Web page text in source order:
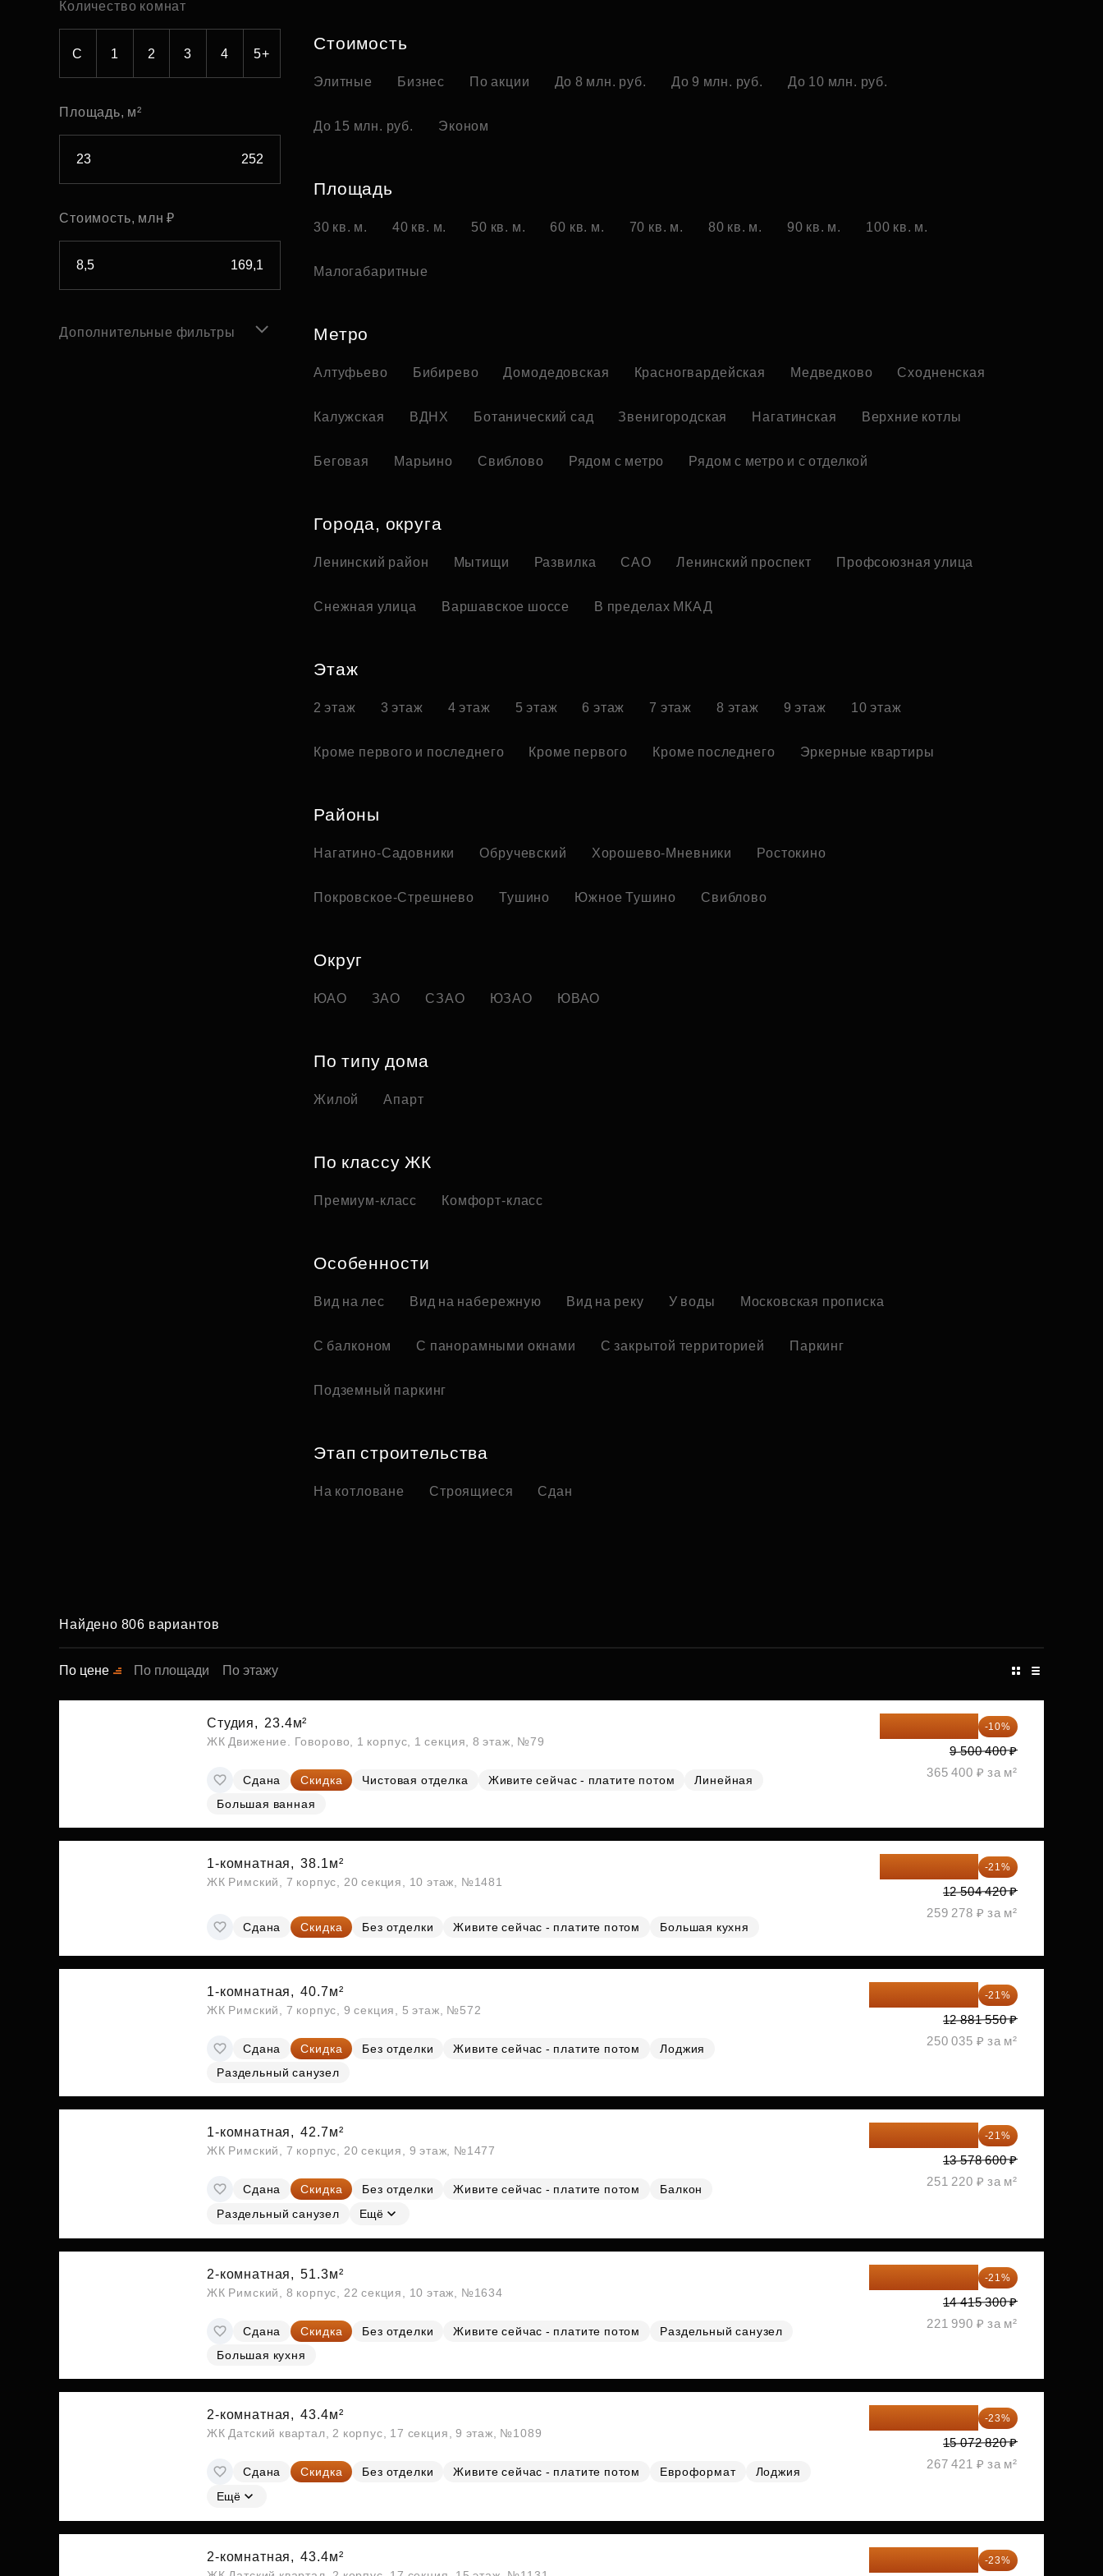
Количество комнат
С 1 2 3 4 5+
Площадь, м²
Стоимость, млн ₽
Дополнительные фильтры
Стоимость
Элитные Бизнес По акции До 8 млн. руб. До 9 млн. руб. До 10 млн. руб.
До 15 млн. руб. Эконом
Площадь
30 кв. м. 40 кв. м. 50 кв. м. 60 кв. м. 70 кв. м. 80 кв. м. 90 кв. м. 100 кв. м.
Малогабаритные
Метро
Алтуфьево Бибирево Домодедовская Красногвардейская Медведково Сходненская
Калужская ВДНХ Ботанический сад Звенигородская Нагатинская Верхние котлы
Беговая Марьино Свиблово Рядом с метро Рядом с метро и с отделкой
Города, округа
Ленинский район Мытищи Развилка САО Ленинский проспект Профсоюзная улица
Снежная улица Варшавское шоссе В пределах МКАД
Этаж
2 этаж 3 этаж 4 этаж 5 этаж 6 этаж 7 этаж 8 этаж 9 этаж 10 этаж
Кроме первого и последнего Кроме первого Кроме последнего Эркерные квартиры
Районы
Нагатино-Садовники Обручевский Хорошево-Мневники Ростокино
Покровское-Стрешнево Тушино Южное Тушино Свиблово
Округ
ЮАО ЗАО СЗАО ЮЗАО ЮВАО
По типу дома
Жилой Апарт
По классу ЖК
Премиум-класс Комфорт-класс
Особенности
Вид на лес Вид на набережную Вид на реку У воды Московская прописка
С балконом С панорамными окнами С закрытой территорией Паркинг
Подземный паркинг
Этап строительства
На котловане Строящиеся Сдан
Найдено 806 вариантов
По цене По площади По этажу
Студия, 23.4м²
ЖК Движение. Говорово, 1 корпус, 1 секция, 8 этаж, №79
Сдана Скидка Чистовая отделка Живите сейчас - платите потом
Линейная
Большая ванная
-10%
9 500 400 ₽
365 400 ₽ за м²
1-комнатная, 38.1м²
ЖК Римский, 7 корпус, 20 секция, 10 этаж, №1481
Сдана Скидка Без отделки Живите сейчас - платите потом Большая кухня
-21%
12 504 420 ₽
259 278 ₽ за м²
1-комнатная, 40.7м²
ЖК Римский, 7 корпус, 9 секция, 5 этаж, №572
Сдана Скидка Без отделки Живите сейчас - платите потом
Лоджия
Раздельный санузел
-21%
12 881 550 ₽
250 035 ₽ за м²
1-комнатная, 42.7м²
ЖК Римский, 7 корпус, 20 секция, 9 этаж, №1477
Сдана Скидка Без отделки Живите сейчас - платите потом
Балкон
Раздельный санузел
Ещё
-21%
13 578 600 ₽
251 220 ₽ за м²
2-комнатная, 51.3м²
ЖК Римский, 8 корпус, 22 секция, 10 этаж, №1634
Сдана Скидка Без отделки Живите сейчас - платите потом
Раздельный санузел
Большая кухня
-21%
14 415 300 ₽
221 990 ₽ за м²
2-комнатная, 43.4м²
ЖК Датский квартал, 2 корпус, 17 секция, 9 этаж, №1089
Сдана Скидка Без отделки Живите сейчас - платите потом Евроформат
Лоджия
Ещё
-23%
15 072 820 ₽
267 421 ₽ за м²
2-комнатная, 43.4м² -23%